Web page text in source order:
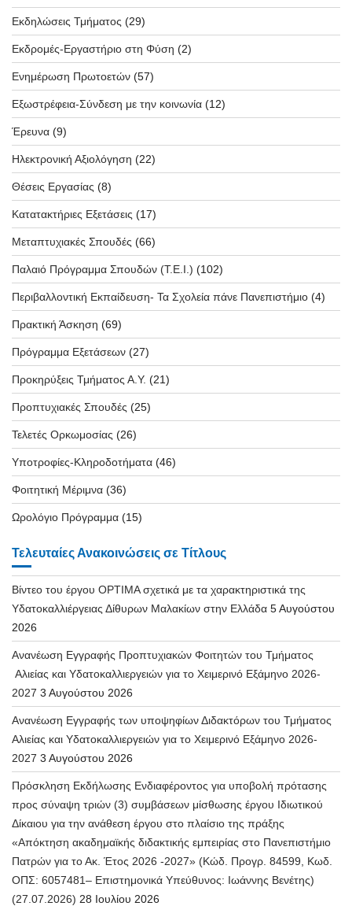
Εκδηλώσεις Τμήματος (29)
Εκδρομές-Εργαστήριο στη Φύση (2)
Ενημέρωση Πρωτοετών (57)
Εξωστρέφεια-Σύνδεση με την κοινωνία (12)
Έρευνα (9)
Ηλεκτρονική Αξιολόγηση (22)
Θέσεις Εργασίας (8)
Κατατακτήριες Εξετάσεις (17)
Μεταπτυχιακές Σπουδές (66)
Παλαιό Πρόγραμμα Σπουδών (T.E.I.) (102)
Περιβαλλοντική Εκπαίδευση- Τα Σχολεία πάνε Πανεπιστήμιο (4)
Πρακτική Άσκηση (69)
Πρόγραμμα Εξετάσεων (27)
Προκηρύξεις Τμήματος Α.Υ. (21)
Προπτυχιακές Σπουδές (25)
Τελετές Ορκωμοσίας (26)
Υποτροφίες-Κληροδοτήματα (46)
Φοιτητική Μέριμνα (36)
Ωρολόγιο Πρόγραμμα (15)
Τελευταίες Ανακοινώσεις σε Τίτλους
Βίντεο του έργου OPTIMA σχετικά με τα χαρακτηριστικά της
Υδατοκαλλιέργειας Δίθυρων Μαλακίων στην Ελλάδα 5 Αυγούστου
2026
Ανανέωση Εγγραφής Προπτυχιακών Φοιτητών του Τμήματος
Αλιείας και Υδατοκαλλιεργειών για το Χειμερινό Εξάμηνο 2026-
2027 3 Αυγούστου 2026
Ανανέωση Εγγραφής των υποψηφίων Διδακτόρων του Τμήματος
Αλιείας και Υδατοκαλλιεργειών για το Χειμερινό Εξάμηνο 2026-
2027 3 Αυγούστου 2026
Πρόσκληση Εκδήλωσης Ενδιαφέροντος για υποβολή πρότασης
προς σύναψη τριών (3) συμβάσεων μίσθωσης έργου Ιδιωτικού
Δίκαιου για την ανάθεση έργου στο πλαίσιο της πράξης
«Απόκτηση ακαδημαϊκής διδακτικής εμπειρίας στο Πανεπιστήμιο
Πατρών για το Ακ. Έτος 2026 -2027» (Κώδ. Προγρ. 84599, Κωδ.
ΟΠΣ: 6057481– Επιστημονικά Υπεύθυνος: Ιωάννης Βενέτης)
(27.07.2026) 28 Ιουλίου 2026